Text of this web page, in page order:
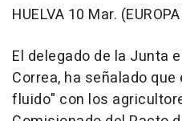
HUELVA 10 Mar.
El delegado de la Junta
Correa, ha señalado
fluido" con los